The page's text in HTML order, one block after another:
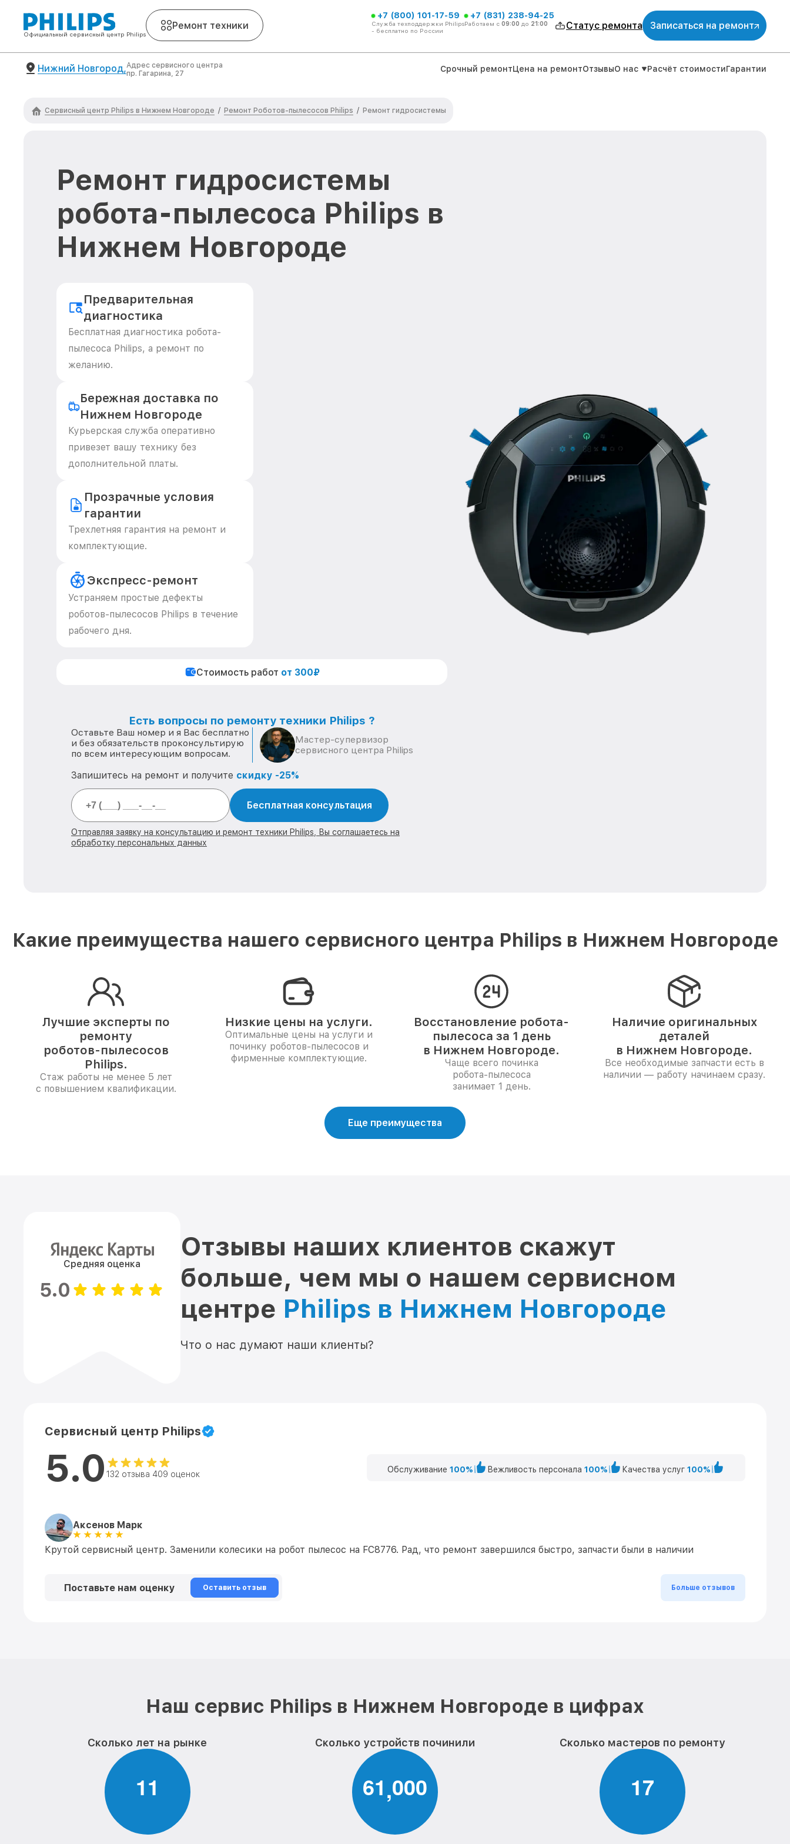
Официальный сервисный центр Philips
Ремонт техники
+7 (800) 101-17-59
Служба техподдержки Philips
- бесплатно по России
+7 (831) 238-94-25
Работаем с 09:00 до 21:00 Статус ремонта Записаться на ремонт
Нижний Новгород,Адрес сервисного центра
пр. Гагарина, 27
Срочный ремонтЦена на ремонтОтзывыО нас Расчёт стоимостиГарантии
Сервисный центр Philips в Нижнем Новгороде / Ремонт Роботов-пылесосов Philips / Ремонт гидросистемы
Ремонт гидросистемы
робота-пылесоса Philips в
Нижнем Новгороде
Предварительная
диагностика
Бесплатная диагностика робота-
пылесоса Philips, а ремонт по
желанию.
Бережная доставка по
Нижнем Новгороде
Курьерская служба оперативно
привезет вашу технику без
дополнительной платы.
Прозрачные условия
гарантии
Трехлетняя гарантия на ремонт и
комплектующие.
Экспресс-ремонт
Устраняем простые дефекты
роботов-пылесосов Philips в течение
рабочего дня.
Стоимость работ от 300₽
Есть вопросы по ремонту техники Philips ?
Оставьте Ваш номер и я Вас бесплатно
и без обязательств проконсультирую
по всем интересующим вопросам.
Мастер-супервизор
сервисного центра Philips
Запишитесь на ремонт и получите скидку -25%
Бесплатная консультация
Отправляя заявку на консультацию и ремонт техники Philips, Вы соглашаетесь на
обработку персональных данных
Какие преимущества нашего сервисного центра Philips в Нижнем Новгороде
Лучшие эксперты по
ремонту
роботов-пылесосов
Philips.
Стаж работы не менее 5 лет
с повышением квалификации.
Низкие цены на услуги.
Оптимальные цены на услуги и
починку роботов-пылесосов и
фирменные комплектующие.
Восстановление робота-
пылесоса за 1 день
в Нижнем Новгороде.
Чаще всего починка
робота-пылесоса
занимает 1 день.
Наличие оригинальных
деталей
в Нижнем Новгороде.
Все необходимые запчасти есть в
наличии — работу начинаем сразу.
Еще преимущества
Средняя оценка
5.0
Отзывы наших клиентов скажут
больше, чем мы о нашем сервисном
центре Philips в Нижнем Новгороде
Что о нас думают наши клиенты?
Сервисный центр Philips
5.0 132 отзыва 409 оценок Обслуживание 100% Вежливость персонала 100% Качества услуг 100%
Аксенов Марк
Крутой сервисный центр. Заменили колесики на робот пылесос на FC8776. Рад, что ремонт завершился быстро, запчасти были в наличии
Поставьте нам оценку Оставить отзыв Больше отзывов
Наш сервис Philips в Нижнем Новгороде в цифрах
Сколько лет на рынке
11
Сколько устройств починили
61,000
Сколько мастеров по ремонту
17